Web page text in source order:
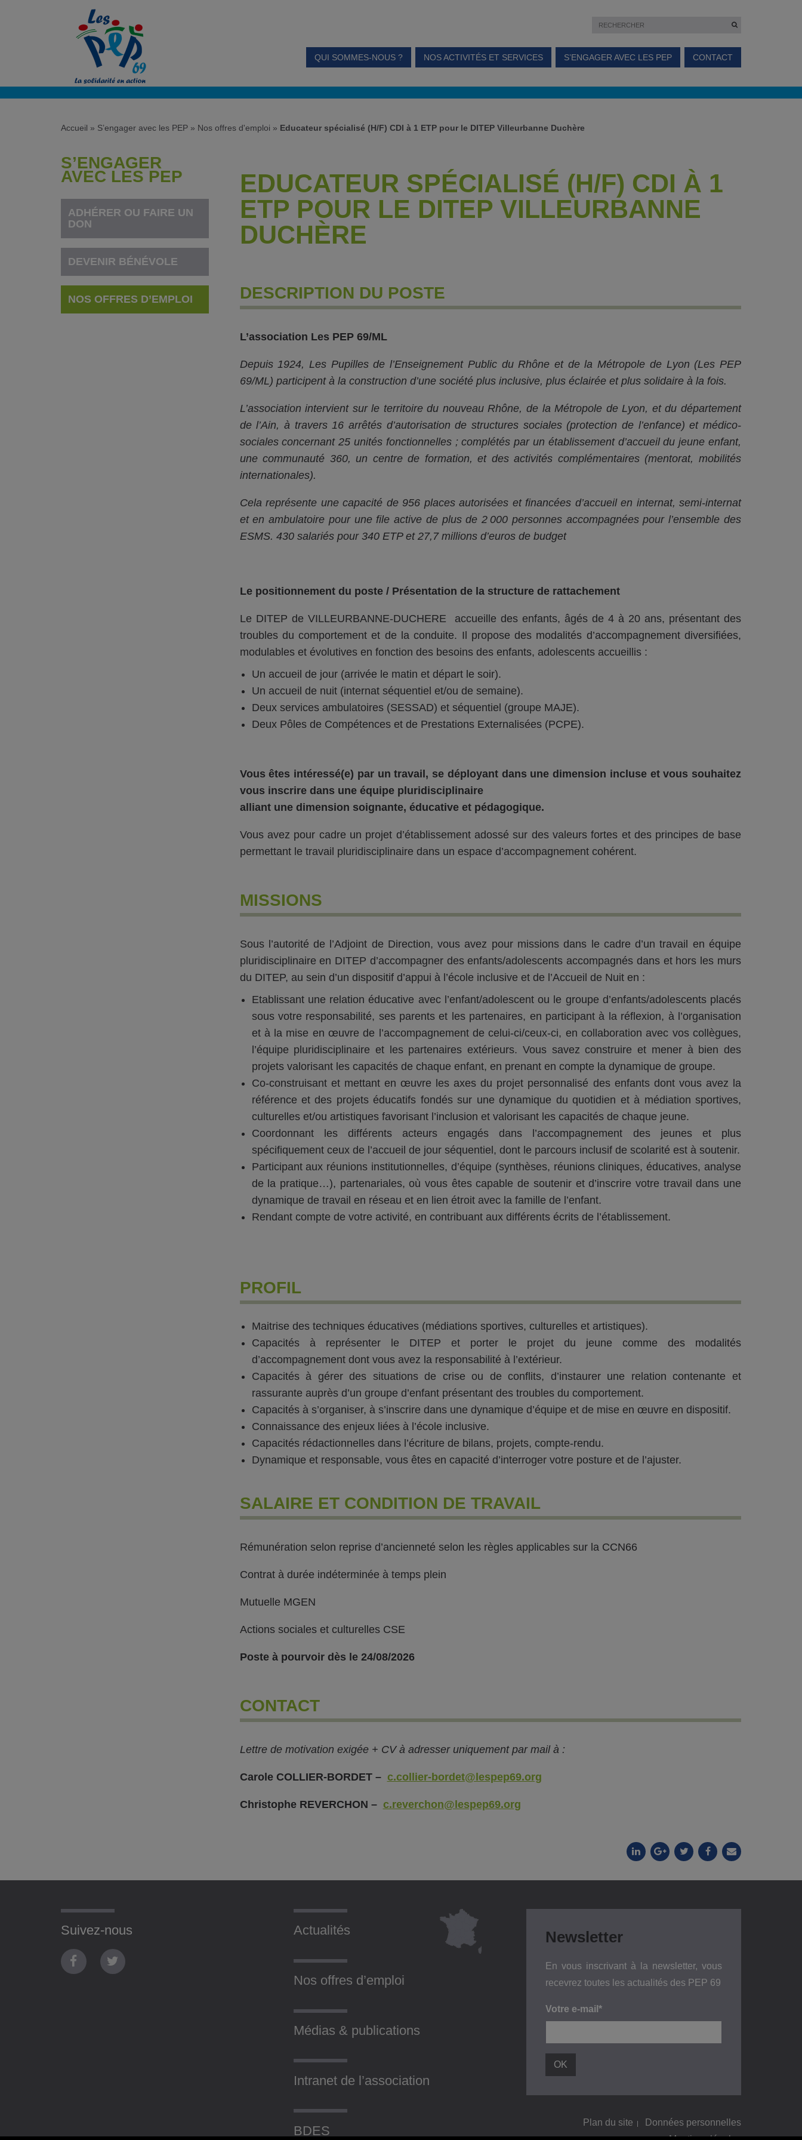
QUI SOMMES-NOUS ? NOS ACTIVITÉS ET SERVICES S’ENGAGER AVEC LES PEP CONTACT
Accueil » S’engager avec les PEP » Nos offres d'emploi » Educateur spécialisé (H/F) CDI à 1 ETP pour le DITEP Villeurbanne Duchère
S’ENGAGER
AVEC LES PEP
ADHÉRER OU FAIRE UN
DON
DEVENIR BÉNÉVOLE
NOS OFFRES D’EMPLOI
EDUCATEUR SPÉCIALISÉ (H/F) CDI À 1
ETP POUR LE DITEP VILLEURBANNE
DUCHÈRE
DESCRIPTION DU POSTE
L’association Les PEP 69/ML
Depuis 1924, Les Pupilles de l’Enseignement Public du Rhône et de la Métropole de Lyon (Les PEP
69/ML) participent à la construction d’une société plus inclusive, plus éclairée et plus solidaire à la fois.
L’association intervient sur le territoire du nouveau Rhône, de la Métropole de Lyon, et du département
de l’Ain, à travers 16 arrêtés d’autorisation de structures sociales (protection de l’enfance) et médico-
sociales concernant 25 unités fonctionnelles ; complétés par un établissement d’accueil du jeune enfant,
une communauté 360, un centre de formation, et des activités complémentaires (mentorat, mobilités
internationales).
Cela représente une capacité de 956 places autorisées et financées d’accueil en internat, semi-internat
et en ambulatoire pour une file active de plus de 2 000 personnes accompagnées pour l’ensemble des
ESMS. 430 salariés pour 340 ETP et 27,7 millions d’euros de budget
Le positionnement du poste / Présentation de la structure de rattachement
Le DITEP de VILLEURBANNE-DUCHERE accueille des enfants, âgés de 4 à 20 ans, présentant des
troubles du comportement et de la conduite. Il propose des modalités d’accompagnement diversifiées,
modulables et évolutives en fonction des besoins des enfants, adolescents accueillis :
Un accueil de jour (arrivée le matin et départ le soir).
Un accueil de nuit (internat séquentiel et/ou de semaine).
Deux services ambulatoires (SESSAD) et séquentiel (groupe MAJE).
Deux Pôles de Compétences et de Prestations Externalisées (PCPE).
Vous êtes intéressé(e) par un travail, se déployant dans une dimension incluse et vous souhaitez
vous inscrire dans une équipe pluridisciplinaire
alliant une dimension soignante, éducative et pédagogique.
Vous avez pour cadre un projet d’établissement adossé sur des valeurs fortes et des principes de base
permettant le travail pluridisciplinaire dans un espace d’accompagnement cohérent.
MISSIONS
Sous l’autorité de l’Adjoint de Direction, vous avez pour missions dans le cadre d’un travail en équipe
pluridisciplinaire en DITEP d’accompagner des enfants/adolescents accompagnés dans et hors les murs
du DITEP, au sein d’un dispositif d’appui à l’école inclusive et de l’Accueil de Nuit en :
Etablissant une relation éducative avec l’enfant/adolescent ou le groupe d’enfants/adolescents placés
sous votre responsabilité, ses parents et les partenaires, en participant à la réflexion, à l’organisation
et à la mise en œuvre de l’accompagnement de celui-ci/ceux-ci, en collaboration avec vos collègues,
l’équipe pluridisciplinaire et les partenaires extérieurs. Vous savez construire et mener à bien des
projets valorisant les capacités de chaque enfant, en prenant en compte la dynamique de groupe.
Co-construisant et mettant en œuvre les axes du projet personnalisé des enfants dont vous avez la
référence et des projets éducatifs fondés sur une dynamique du quotidien et à médiation sportives,
culturelles et/ou artistiques favorisant l’inclusion et valorisant les capacités de chaque jeune.
Coordonnant les différents acteurs engagés dans l’accompagnement des jeunes et plus
spécifiquement ceux de l’accueil de jour séquentiel, dont le parcours inclusif de scolarité est à soutenir.
Participant aux réunions institutionnelles, d’équipe (synthèses, réunions cliniques, éducatives, analyse
de la pratique…), partenariales, où vous êtes capable de soutenir et d’inscrire votre travail dans une
dynamique de travail en réseau et en lien étroit avec la famille de l’enfant.
Rendant compte de votre activité, en contribuant aux différents écrits de l’établissement.
PROFIL
Maitrise des techniques éducatives (médiations sportives, culturelles et artistiques).
Capacités à représenter le DITEP et porter le projet du jeune comme des modalités
d’accompagnement dont vous avez la responsabilité à l’extérieur.
Capacités à gérer des situations de crise ou de conflits, d’instaurer une relation contenante et
rassurante auprès d’un groupe d’enfant présentant des troubles du comportement.
Capacités à s’organiser, à s’inscrire dans une dynamique d’équipe et de mise en œuvre en dispositif.
Connaissance des enjeux liées à l’école inclusive.
Capacités rédactionnelles dans l’écriture de bilans, projets, compte-rendu.
Dynamique et responsable, vous êtes en capacité d’interroger votre posture et de l’ajuster.
SALAIRE ET CONDITION DE TRAVAIL
Rémunération selon reprise d’ancienneté selon les règles applicables sur la CCN66
Contrat à durée indéterminée à temps plein
Mutuelle MGEN
Actions sociales et culturelles CSE
Poste à pourvoir dès le 24/08/2026
CONTACT
Lettre de motivation exigée + CV à adresser uniquement par mail à :
Carole COLLIER-BORDET – c.collier-bordet@lespep69.org
Christophe REVERCHON – c.reverchon@lespep69.org
Suivez-nous Actualités
Nos offres d’emploi
Médias & publications
Intranet de l’association
BDES
Newsletter
En vous inscrivant à la newsletter, vous
recevrez toutes les actualités des PEP 69
Votre e-mail*
Plan du site
Données personnelles